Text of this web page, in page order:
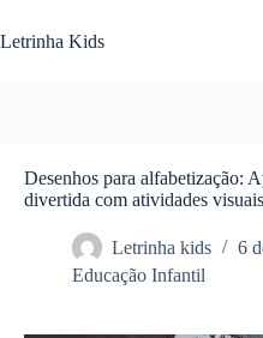
Letrinha Kids
Desenhos para alfabetização:
divertida com atividades visuais
Letrinha kids
6
Educação Infantil